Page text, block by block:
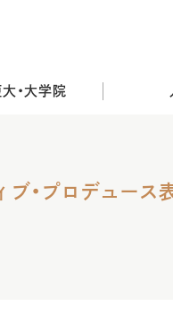
大・大学院
ブ・プロデュース